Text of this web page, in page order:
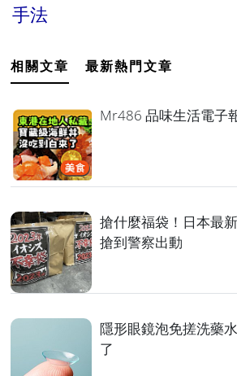
手法
相關文章 最新熱門文章
Mr486 品味生活電子
搶什麼福袋！日本最
搶到警察出動
隱形眼鏡泡免搓洗藥
了